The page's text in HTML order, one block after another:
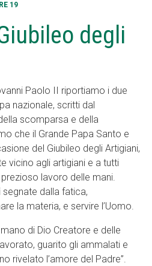
19
degli
Paolo II riportiamo i due
nazionale, scritti dal
scomparsa e della
che il Grande Papa Santo e
del Giubileo degli Artigiani,
vicino agli artigiani e a tutti
lavoro delle mani.
dalla fatica,
la materia, e servire l’Uomo.
di Dio Creatore e delle
guarito gli ammalati e
rivelato l’amore del Padre”.